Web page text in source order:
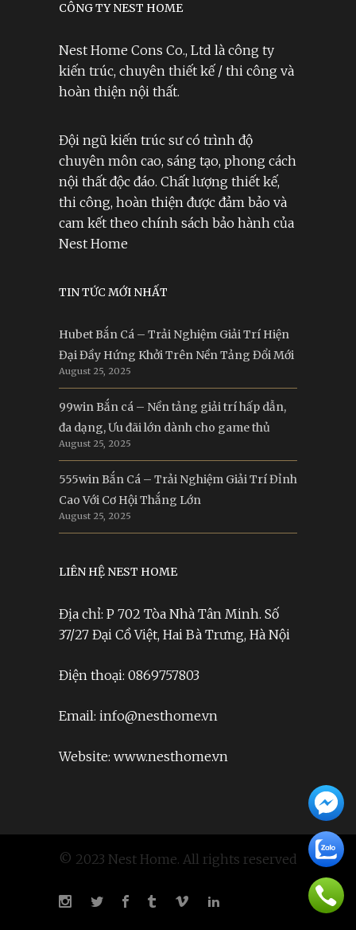
CÔNG TY NEST HOME
Nest Home Cons Co., Ltd là công ty
kiến trúc, chuyên thiết kế / thi công và
hoàn thiện nội thất.
Đội ngũ kiến trúc sư có trình độ
chuyên môn cao, sáng tạo, phong cách
nội thất độc đáo. Chất lượng thiết kế,
thi công, hoàn thiện được đảm bảo và
cam kết theo chính sách bảo hành của
Nest Home
TIN TỨC MỚI NHẤT
Hubet Bắn Cá – Trải Nghiệm Giải Trí Hiện
Đại Đầy Hứng Khởi Trên Nền Tảng Đổi Mới
August 25, 2025
99win Bắn cá – Nền tảng giải trí hấp dẫn,
đa dạng, Ưu đãi lớn dành cho game thủ
August 25, 2025
555win Bắn Cá – Trải Nghiệm Giải Trí Đỉnh
Cao Với Cơ Hội Thắng Lớn
August 25, 2025
LIÊN HỆ NEST HOME
Địa chỉ: P 702 Tòa Nhà Tân Minh. Số
37/27 Đại Cồ Việt, Hai Bà Trưng, Hà Nội
Điện thoại: 0869757803
Email: info@nesthome.vn
Website: www.nesthome.vn
© 2023 Nest Home. All rights reserved